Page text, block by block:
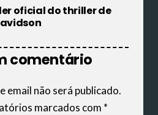
oficial do thriller de
comentário
email não será publicado.
marcados com *